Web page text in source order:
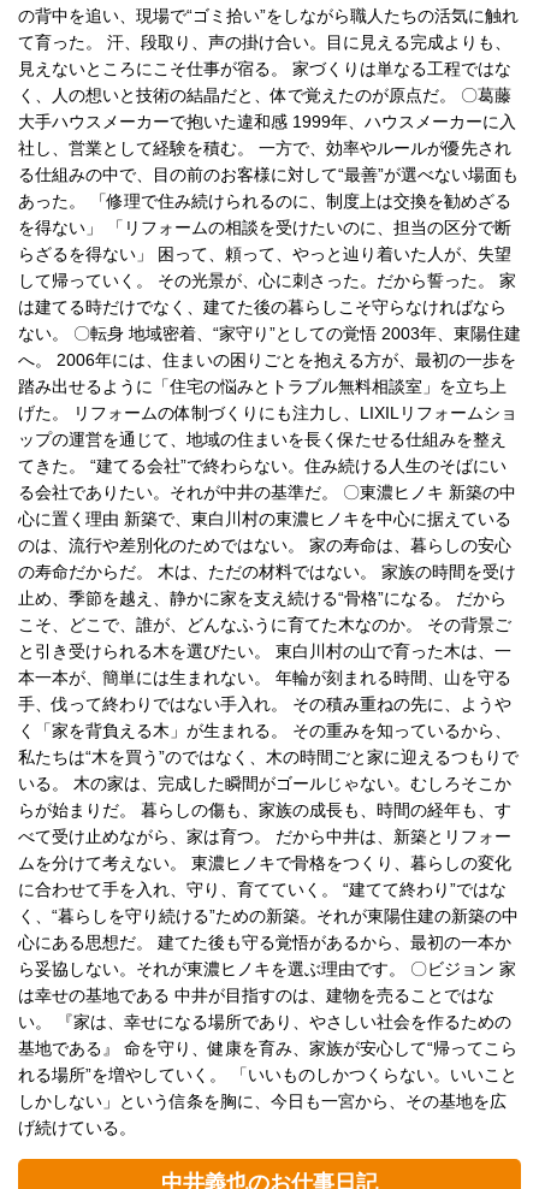
の背中を追い、現場で“ゴミ拾い”をしながら職人たちの活気に触れ
て育った。 汗、段取り、声の掛け合い。目に見える完成よりも、
見えないところにこそ仕事が宿る。 家づくりは単なる工程ではな
く、人の想いと技術の結晶だと、体で覚えたのが原点だ。 〇葛藤
大手ハウスメーカーで抱いた違和感 1999年、ハウスメーカーに入
社し、営業として経験を積む。 一方で、効率やルールが優先され
る仕組みの中で、目の前のお客様に対して“最善”が選べない場面も
あった。 「修理で住み続けられるのに、制度上は交換を勧めざる
を得ない」 「リフォームの相談を受けたいのに、担当の区分で断
らざるを得ない」 困って、頼って、やっと辿り着いた人が、失望
して帰っていく。 その光景が、心に刺さった。だから誓った。 家
は建てる時だけでなく、建てた後の暮らしこそ守らなければなら
ない。 〇転身 地域密着、“家守り”としての覚悟 2003年、東陽住建
へ。 2006年には、住まいの困りごとを抱える方が、最初の一歩を
踏み出せるように「住宅の悩みとトラブル無料相談室」を立ち上
げた。 リフォームの体制づくりにも注力し、LIXILリフォームショ
ップの運営を通じて、地域の住まいを長く保たせる仕組みを整え
てきた。 “建てる会社”で終わらない。住み続ける人生のそばにい
る会社でありたい。それが中井の基準だ。 〇東濃ヒノキ 新築の中
心に置く理由 新築で、東白川村の東濃ヒノキを中心に据えている
のは、流行や差別化のためではない。 家の寿命は、暮らしの安心
の寿命だからだ。 木は、ただの材料ではない。 家族の時間を受け
止め、季節を越え、静かに家を支え続ける“骨格”になる。 だから
こそ、どこで、誰が、どんなふうに育てた木なのか。 その背景ご
と引き受けられる木を選びたい。 東白川村の山で育った木は、一
本一本が、簡単には生まれない。 年輪が刻まれる時間、山を守る
手、伐って終わりではない手入れ。 その積み重ねの先に、ようや
く「家を背負える木」が生まれる。 その重みを知っているから、
私たちは“木を買う”のではなく、木の時間ごと家に迎えるつもりで
いる。 木の家は、完成した瞬間がゴールじゃない。むしろそこか
らが始まりだ。 暮らしの傷も、家族の成長も、時間の経年も、す
べて受け止めながら、家は育つ。 だから中井は、新築とリフォー
ムを分けて考えない。 東濃ヒノキで骨格をつくり、暮らしの変化
に合わせて手を入れ、守り、育てていく。 “建てて終わり”ではな
く、“暮らしを守り続ける”ための新築。それが東陽住建の新築の中
心にある思想だ。 建てた後も守る覚悟があるから、最初の一本か
ら妥協しない。それが東濃ヒノキを選ぶ理由です。 〇ビジョン 家
は幸せの基地である 中井が目指すのは、建物を売ることではな
い。 『家は、幸せになる場所であり、やさしい社会を作るための
基地である』 命を守り、健康を育み、家族が安心して“帰ってこら
れる場所”を増やしていく。 「いいものしかつくらない。いいこと
しかしない」という信条を胸に、今日も一宮から、その基地を広
げ続けている。
中井義也のお仕事日記